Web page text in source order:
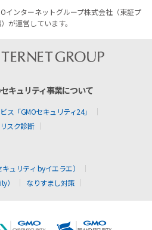
インターネットグループ株式会社（東証プ
が運営しています。
キュリティ事業について
ス「GMOセキュリティ24」
スク診断
ュリティ byイエラエ）
）
なりすまし対策